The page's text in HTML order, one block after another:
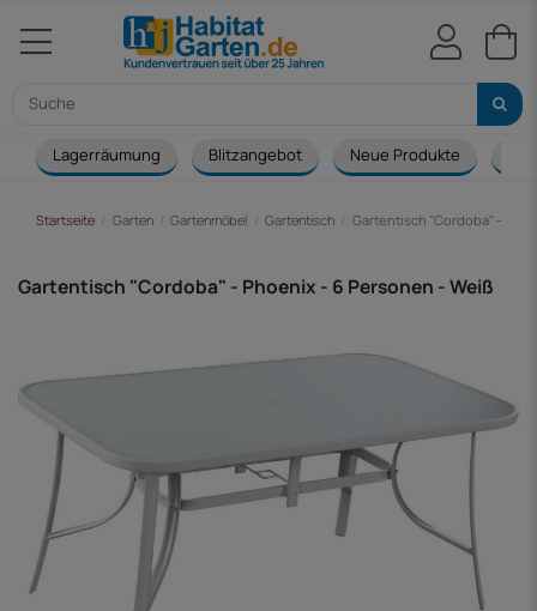
Lagerräumung Blitzangebot Neue Produkte
Startseite Garten Gartenmöbel Gartentisch Gartentisch "Cordoba" -
Gartentisch "Cordoba" - Phoenix - 6 Personen - Weiß